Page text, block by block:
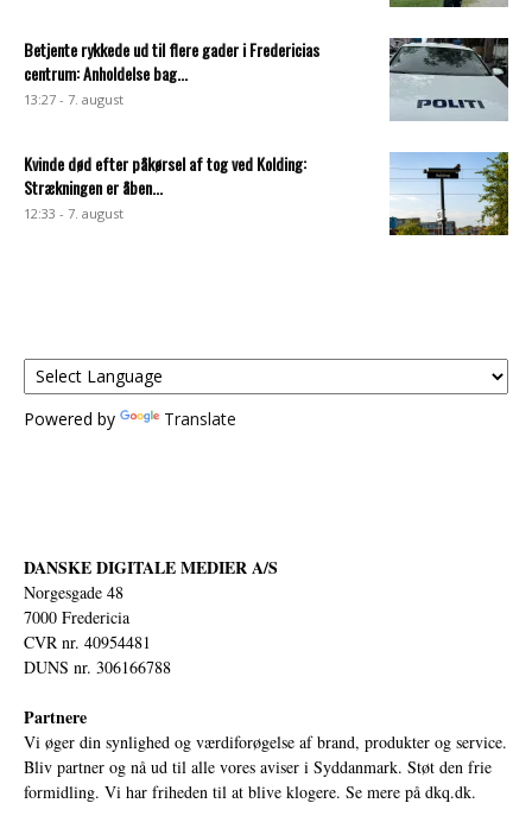
Betjente rykkede ud til flere gader i Fredericias
centrum: Anholdelse bag...
13:27 - 7. august
Kvinde død efter påkørsel af tog ved Kolding:
Strækningen er åben...
12:33 - 7. august
Powered by Translate
DANSKE DIGITALE MEDIER A/S
Norgesgade 48
7000 Fredericia
CVR nr. 40954481
DUNS nr. 306166788
Partnere
Vi øger din synlighed og værdiforøgelse af brand, produkter og service.
Bliv partner og nå ud til alle vores aviser i Syddanmark. Støt den frie
formidling. Vi har friheden til at blive klogere. Se mere på dkq.dk.